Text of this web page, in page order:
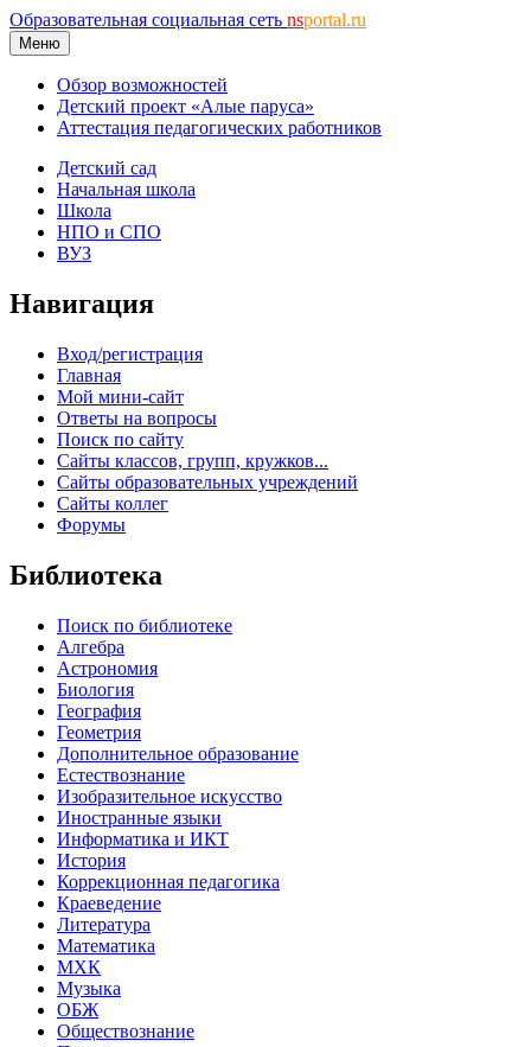
Образовательная социальная сеть nsportal.ru
Меню
Обзор возможностей
Детский проект «Алые паруса»
Аттестация педагогических работников
Детский сад
Начальная школа
Школа
НПО и СПО
ВУЗ
Навигация
Вход/регистрация
Главная
Мой мини-сайт
Ответы на вопросы
Поиск по сайту
Сайты классов, групп, кружков...
Сайты образовательных учреждений
Сайты коллег
Форумы
Библиотека
Поиск по библиотеке
Алгебра
Астрономия
Биология
География
Геометрия
Дополнительное образование
Естествознание
Изобразительное искусство
Иностранные языки
Информатика и ИКТ
История
Коррекционная педагогика
Краеведение
Литература
Математика
МХК
Музыка
ОБЖ
Обществознание